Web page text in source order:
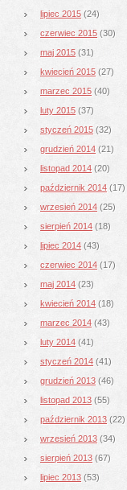
lipiec 2015 (24)
czerwiec 2015 (30)
maj 2015 (31)
kwiecień 2015 (27)
marzec 2015 (40)
luty 2015 (37)
styczeń 2015 (32)
grudzień 2014 (21)
listopad 2014 (20)
październik 2014 (17)
wrzesień 2014 (25)
sierpień 2014 (18)
lipiec 2014 (43)
czerwiec 2014 (17)
maj 2014 (23)
kwiecień 2014 (18)
marzec 2014 (43)
luty 2014 (41)
styczeń 2014 (41)
grudzień 2013 (46)
listopad 2013 (55)
październik 2013 (22)
wrzesień 2013 (34)
sierpień 2013 (67)
lipiec 2013 (53)